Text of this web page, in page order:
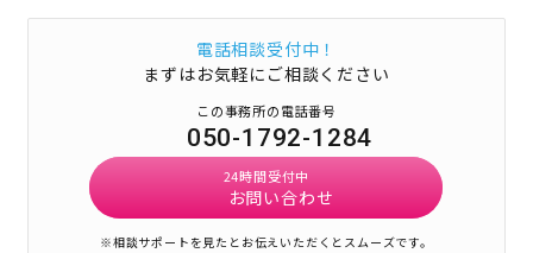
電話相談受付中！
まずはお気軽にご相談ください
この事務所の電話番号
050-1792-1284
24時間受付中
お問い合わせ
※相談サポートを見たとお伝えいただくとスムーズです。